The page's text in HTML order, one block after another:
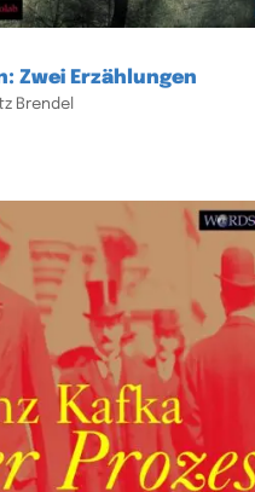
Zwei Erzählungen
Brendel